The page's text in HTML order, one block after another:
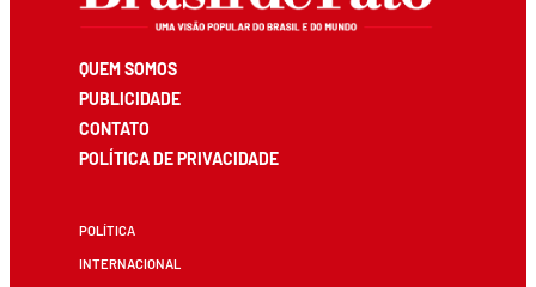
QUEM SOMOS
PUBLICIDADE
CONTATO
POLÍTICA DE PRIVACIDADE
POLÍTICA
INTERNACIONAL